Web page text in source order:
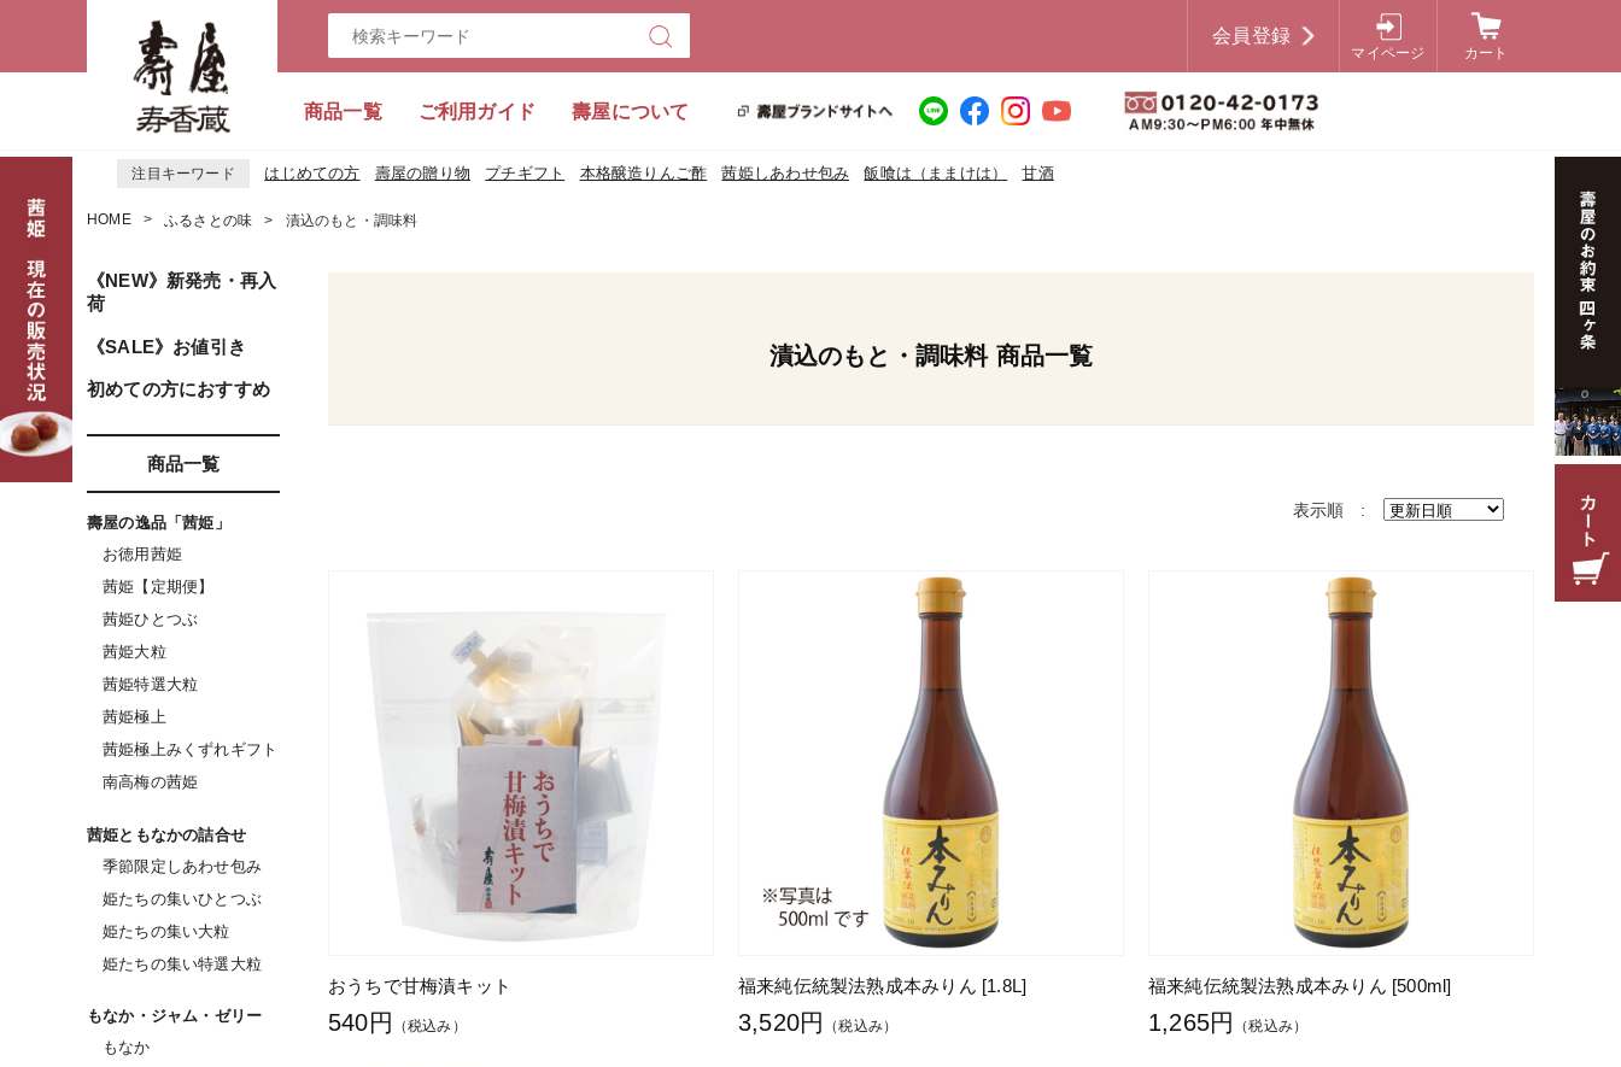
会員登録
マイページ カート
商品一覧 ご利用ガイド 壽屋について
注目キーワード はじめての方 壽屋の贈り物 プチギフト 本格醸造りんご酢 茜姫しあわせ包み 飯喰は（ままけは） 甘酒
HOME ふるさとの味 漬込のもと・調味料
漬込のもと・調味料 商品一覧
表示順 :
おうちで甘梅漬キット
540円 （税込み）
福来純伝統製法熟成本みりん [1.8L]
3,520円 （税込み）
福来純伝統製法熟成本みりん [500ml]
1,265円 （税込み）
《NEW》新発売・再入
荷
《SALE》お値引き
初めての方におすすめ
商品一覧
壽屋の逸品「茜姫」
お徳用茜姫
茜姫【定期便】
茜姫ひとつぶ
茜姫大粒
茜姫特選大粒
茜姫極上
茜姫極上みくずれギフト
南高梅の茜姫
茜姫ともなかの詰合せ
季節限定しあわせ包み
姫たちの集いひとつぶ
姫たちの集い大粒
姫たちの集い特選大粒
もなか・ジャム・ゼリー
もなか